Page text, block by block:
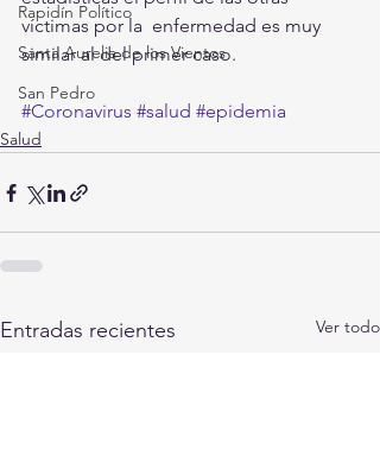
Rapidín Político
Santa Aurelia de los Vientos
San Pedro
víctimas por la  enfermedad es muy
similar al del primer caso.
#Coronavirus #salud #epidemia
Salud
Entradas recientes Ver todo